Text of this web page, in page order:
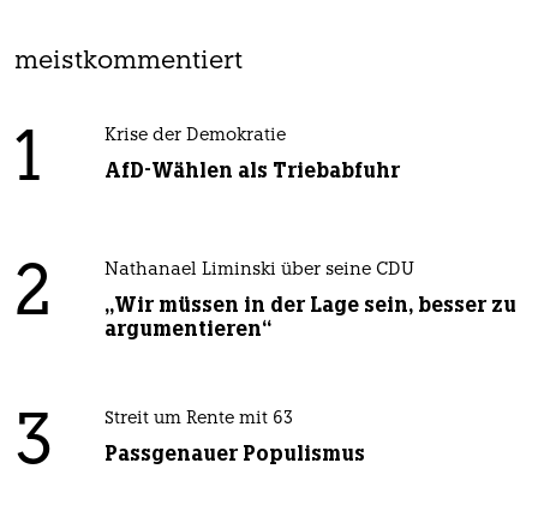
meistkommentiert
1 Krise der Demokratie
AfD-Wählen als Triebabfuhr
2 Nathanael Liminski über seine CDU
„Wir müssen in der Lage sein, besser zu
argumentieren“
3 Streit um Rente mit 63
Passgenauer Populismus